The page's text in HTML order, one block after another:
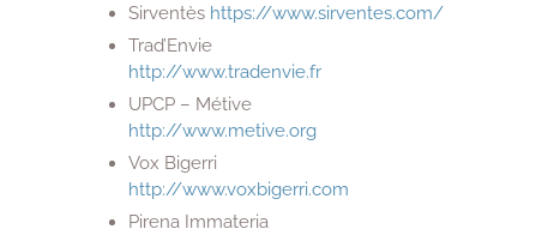
Sirventès https://www.sirventes.com/
Trad’Envie
http://www.tradenvie.fr
UPCP – Métive
http://www.metive.org
Vox Bigerri
http://www.voxbigerri.com
Pirena Immateria